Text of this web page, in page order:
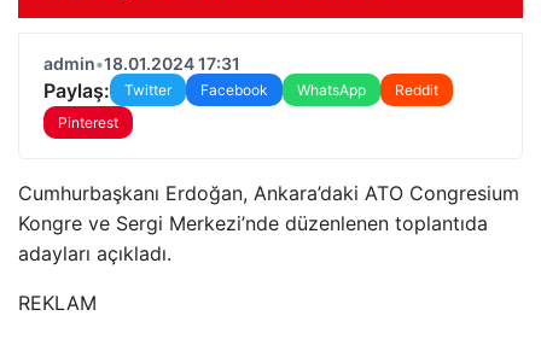
admin•18.01.2024 17:31
Paylaş: Twitter Facebook WhatsApp
Reddit
Pinterest
Cumhurbaşkanı Erdoğan, Ankara’daki ATO Congresium
Kongre ve Sergi Merkezi’nde düzenlenen toplantıda
adayları açıkladı.
REKLAM